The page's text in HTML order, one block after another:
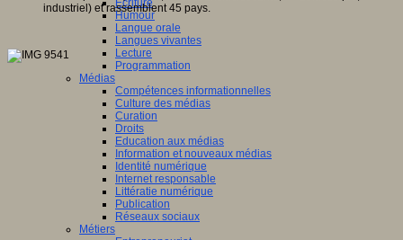
Ecriture
Humour
Langue orale
Langues vivantes
Lecture
Programmation
Médias
Compétences informationnelles
Culture des médias
Curation
Droits
Education aux médias
Information et nouveaux médias
Identité numérique
Internet responsable
Littératie numérique
Publication
Réseaux sociaux
Métiers
industriel) et rassemblent 45 pays.